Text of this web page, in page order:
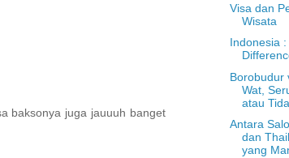
baksonya juga jauuuh banget
Visa dan
Wisata
Indonesia
Borobudur
Wat,
atau
Antara
dan
yang